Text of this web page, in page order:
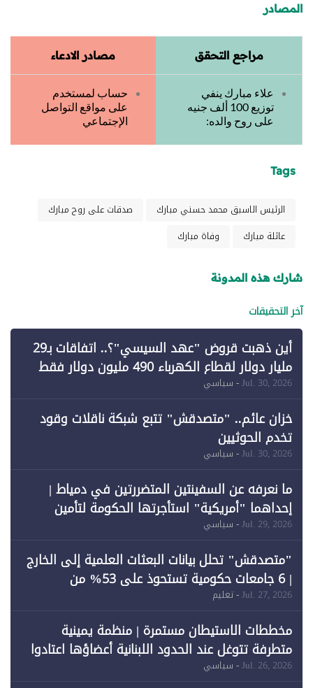
المصادر
مراجع التحقق مصادر الادعاء
علاء مبارك ينفي
توزيع 100 ألف جنيه
على روح والده:
حساب لمستخدم
على مواقع التواصل
الإجتماعي
Tags
الرئيس الاسبق محمد حسني مبارك
صدقات على روح مبارك
عائلة مبارك
وفاة مبارك
شارك هذه المدونة
آخر التحقيقات
أين ذهبت قروض "عهد السيسي"؟.. اتفاقات بـ29
مليار دولار لقطاع الكهرباء 490 مليون دولار فقط
لـ"الطاقة المتجددة" (1)
Jul. 30, 2026- سياسي
خزان عائم.. "متصدقش" تتبع شبكة ناقلات وقود
تخدم الحوثيين
Jul. 30, 2026- سياسي
ما نعرفه عن السفينتين المتضررتين في دمياط |
إحداهما "أمريكية" استأجرتها الحكومة لتأمين
احتياجات الطاقة
Jul. 29, 2026- سياسي
"متصدقش" تحلل بيانات البعثات العلمية إلى الخارج
| 6 جامعات حكومية تستحوذ على 53% من
Jul. 27, 2026- تعليم
مخططات الاستيطان مستمرة | منظمة يمينية
متطرفة تتوغل عند الحدود اللبنانية أعضاؤها اعتادوا
خرق الحدود
Jul. 26, 2026- سياسي